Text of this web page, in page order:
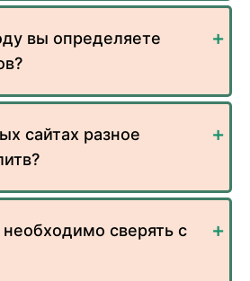
вы определяете
сайтах разное
сверять с